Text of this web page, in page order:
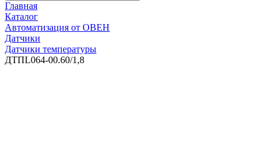
Главная
Каталог
Автоматизация от ОВЕН
Датчики
Датчики температуры
ДТПL064-00.60/1,8